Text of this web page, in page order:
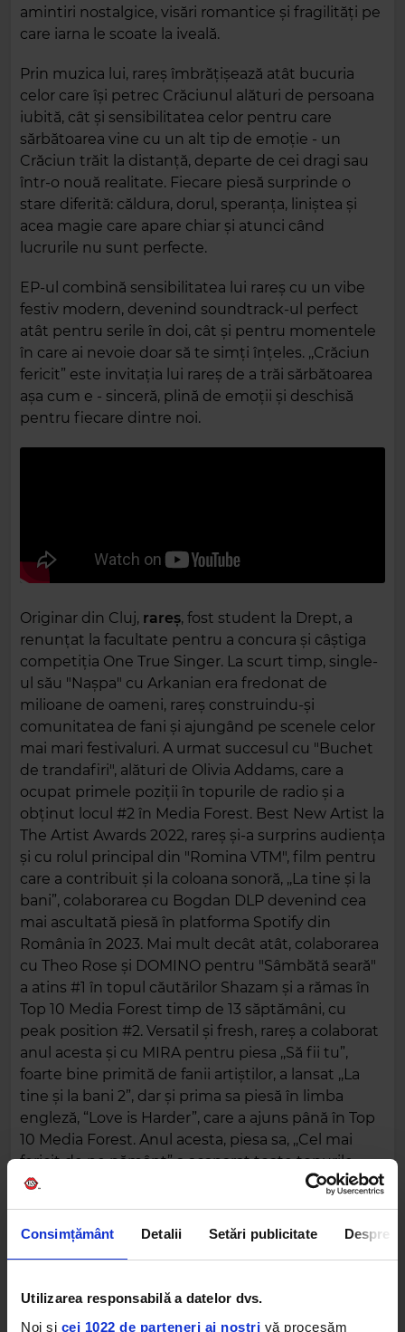
Consimțământ Detalii Setări publicitate Despre
Utilizarea responsabilă a datelor dvs.
Noi și cei 1022 de parteneri ai noștri vă procesăm
amintiri nostalgice, visări romantice și fragilități pe
care iarna le scoate la iveală.
Prin muzica lui, rareș îmbrățișează atât bucuria
celor care își petrec Crăciunul alături de persoana
iubită, cât și sensibilitatea celor pentru care
sărbătoarea vine cu un alt tip de emoție - un
Crăciun trăit la distanță, departe de cei dragi sau
într-o nouă realitate. Fiecare piesă surprinde o
stare diferită: căldura, dorul, speranța, liniștea și
acea magie care apare chiar și atunci când
lucrurile nu sunt perfecte.
EP-ul combină sensibilitatea lui rareș cu un vibe
festiv modern, devenind soundtrack-ul perfect
atât pentru serile în doi, cât și pentru momentele
în care ai nevoie doar să te simți înțeles. ,,Crăciun
fericit” este invitația lui rareș de a trăi sărbătoarea
așa cum e - sinceră, plină de emoții și deschisă
pentru fiecare dintre noi.
Originar din Cluj, rareș, fost student la Drept, a
renunțat la facultate pentru a concura și câștiga
competiția One True Singer. La scurt timp, single-
ul său "Nașpa" cu Arkanian era fredonat de
milioane de oameni, rareș construindu-și
comunitatea de fani și ajungând pe scenele celor
mai mari festivaluri. A urmat succesul cu "Buchet
de trandafiri", alături de Olivia Addams, care a
ocupat primele poziții în topurile de radio și a
obținut locul #2 în Media Forest. Best New Artist la
The Artist Awards 2022, rareș și-a surprins audiența
și cu rolul principal din "Romina VTM", film pentru
care a contribuit și la coloana sonoră, ,,La tine și la
bani”, colaborarea cu Bogdan DLP devenind cea
mai ascultată piesă în platforma Spotify din
România în 2023. Mai mult decât atât, colaborarea
cu Theo Rose și DOMINO pentru "Sâmbătă seară"
a atins #1 în topul căutărilor Shazam și a rămas în
Top 10 Media Forest timp de 13 săptămâni, cu
peak position #2. Versatil și fresh, rareș a colaborat
anul acesta și cu MIRA pentru piesa ,,Să fii tu”,
foarte bine primită de fanii artiștilor, a lansat ,,La
tine și la bani 2”, dar și prima sa piesă în limba
engleză, “Love is Harder”, care a ajuns până în Top
10 Media Forest. Anul acesta, piesa sa, ,,Cel mai
fericit de pe pământ” a acaparat toate topurile,
devenind cea mai difuzată piesă de la radio a verii
și făcând ravagii pe platformele de streaming, dar
și pe TikTok. Mai mult decât atât, artistul a lansat și
un EP cu același nume, un material care